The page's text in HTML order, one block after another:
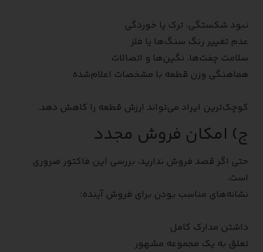
نبود شکستگی، ترک یا خوردگی
عدم تغییر رنگ سنگ‌ها یا فلز
سلامت چفت‌ها، نگین‌ها و اتصالات
هماهنگی وزن قطعه با مشخصات اعلام‌شده
کوچک‌ترین ایراد می‌تواند ارزش قطعه را کاهش دهد.
ج) امکان فروش مجدد
حتی اگر قصد فروش ندارید، بررسی این فاکتور ضروری
است.
نشانه‌های مناسب بودن برای فروش آینده:
داشتن مدارک کامل
تعلق به یک مجموعه مشهور